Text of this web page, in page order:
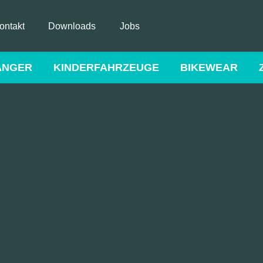
Downloads Jobs
KINDERFAHRZEUGE BIKEWEAR